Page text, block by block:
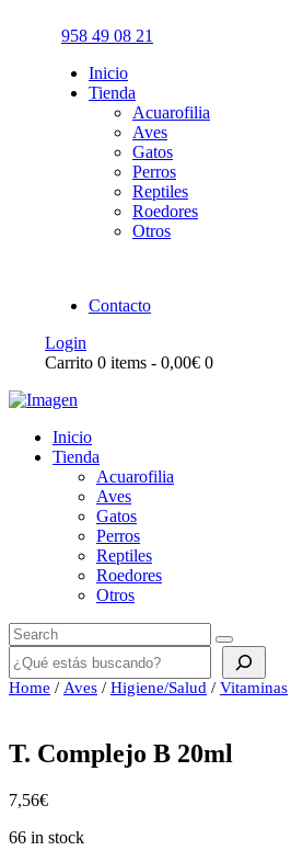
958 49 08 21
Inicio
Tienda
Acuarofilia
Aves
Gatos
Perros
Reptiles
Roedores
Otros
Contacto
Login
Carrito 0 items - 0,00€ 0
Inicio
Tienda
Acuarofilia
Aves
Gatos
Perros
Reptiles
Roedores
Otros
Buscar
Home / Aves / Higiene/Salud / Vitaminas
T. Complejo B 20ml
7,56€
66 in stock